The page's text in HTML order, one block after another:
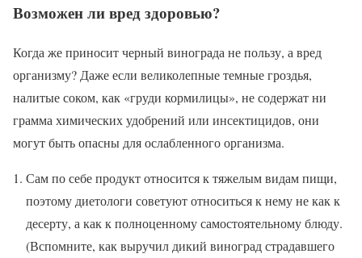
Возможен ли вред здоровью?
Когда же приносит черный винограда не пользу, а вред
организму? Даже если великолепные темные гроздья,
налитые соком, как «груди кормилицы», не содержат ни
грамма химических удобрений или инсектицидов, они
могут быть опасны для ослабленного организма.
Сам по себе продукт относится к тяжелым видам пищи,
поэтому диетологи советуют относиться к нему не как к
десерту, а как к полноценному самостоятельному блюду.
(Вспомните, как выручил дикий виноград страдавшего